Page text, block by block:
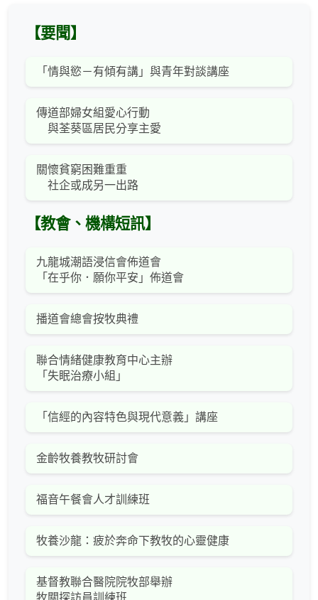
【要聞】
「情與慾－有傾有講」與青年對談講座
傳道部婦女組愛心行動
與荃葵區居民分享主愛
關懷貧窮困難重重
社企或成另一出路
【教會、機構短訊】
九龍城潮語浸信會佈道會
「在乎你．願你平安」佈道會
播道會總會按牧典禮
聯合情緒健康教育中心主辦
「失眠治療小組」
「信經的內容特色與現代意義」講座
金齡牧養教牧研討會
福音午餐會人才訓練班
牧養沙龍：疲於奔命下教牧的心靈健康
基督教聯合醫院院牧部舉辦